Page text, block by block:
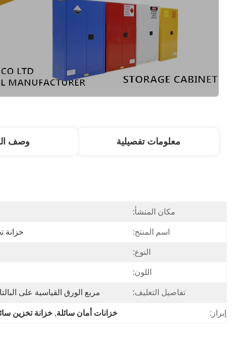
معلومات تفصيلية وصف
مكان المنشأ:
اسم المنتج: خزانة
النوع:
اللون:
تفاصيل التغليف: مربع الورق القياسية على
إبراز: خزانات أمان سائلة, خزانة تخزين